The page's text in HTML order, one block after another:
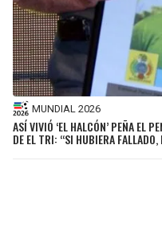
MUNDIAL 2026
ASÍ VIVIÓ ‘EL HALCÓN’ PEÑA EL
DE EL TRI: “SI HUBIERA FALLADO,